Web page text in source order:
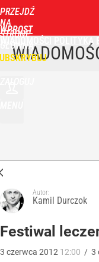
PRZEJDŹ
NA
STRONĘ
GŁÓWNĄ
WPROST
POLITYKA
Autor:
Kamil Durczok
Festiwal
3 czerwca 2012 12:00 / 3